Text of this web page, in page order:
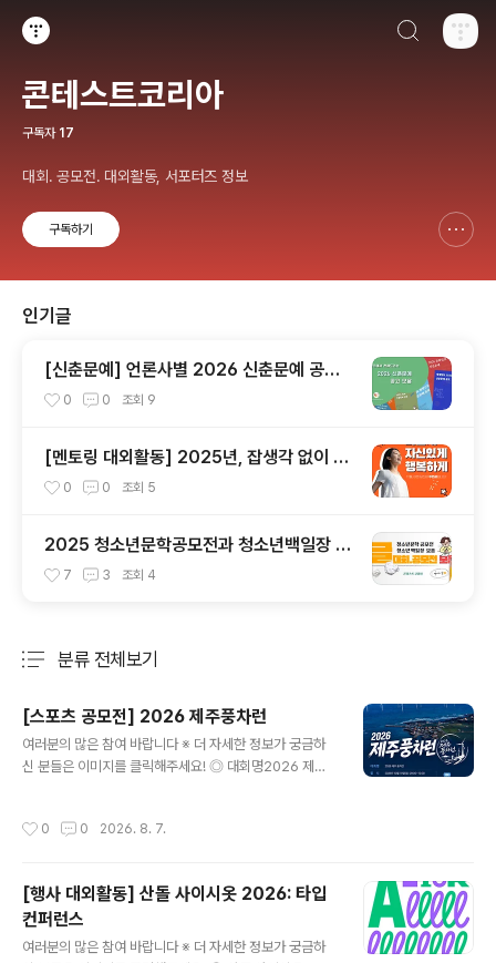
콘테스트코리아
구독자 17
대회. 공모전. 대외활동, 서포터즈 정보
구독하기
인기글
[신춘문예] 언론사별 2026 신춘문예 공고
모음
0 0 조회 9
[멘토링 대외활동] 2025년, 잡생각 없이 가
장 '나답게' 성공하는 법 ㅣ자기계발 명상캠프
0 0 조회 5
2025 청소년문학공모전과 청소년백일장 총
정리
7 3 조회 4
분류 전체보기
[스포츠 공모전] 2026 제주풍차런
여러분의 많은 참여 바랍니다 ※ 더 자세한 정보가 궁금하
신 분들은 이미지를 클릭해주세요! ◎ 대회명2026 제주
수협 다목적어업인종합지원센터제주 제주시 한림읍 한림
9:00 / 5K 09:20 ◎ 참가비 입금계좌- 은행명 : 농협- 계
좌번호 : 351-1405-5832-13- 예금주 : 주식회사 어디
감수광 ◎ 시상내용종합 시상시상은 10km 부문에 한해
0 0 2026. 8. 7.
[행사 대외활동] 산돌 사이시옷 2026: 타입
컨퍼런스
여러분의 많은 참여 바랍니다 ※ 더 자세한 정보가 궁금하